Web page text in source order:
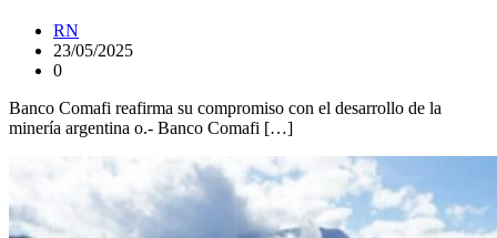
RN
23/05/2025
0
Banco Comafi reafirma su compromiso con el desarrollo de la
minería argentina o.- Banco Comafi […]